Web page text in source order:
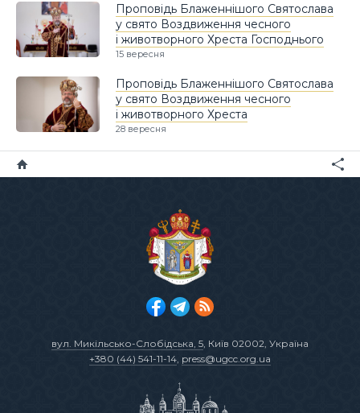
Проповідь Блаженнішого Святослава
у свято Воздвиження чесного
і животворного Хреста Господнього
15 вересня
Проповідь Блаженнішого Святослава
у свято Воздвиження чесного
і животворного Хреста
28 вересня
вул. Микільсько-Слобідська, 5, Київ 02002, Україна
+380 (44) 541-11-14, press@ugcc.org.ua